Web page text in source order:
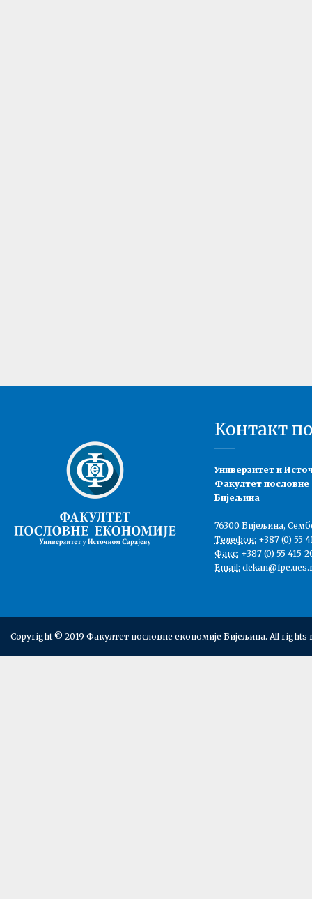
Контакт
Универзитет и
Факултет пословне
Бијељина
76300 Бијељина,
Телефон: +387 (0) 55
Факс: +387 (0) 55 415-
Email:
Copyright © 2019 Факултет пословне економије Бијељина. All rights